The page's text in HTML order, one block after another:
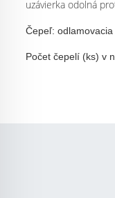
uzávierka odolná
Čepeľ: odlamovacia
Počet čepelí (ks) v